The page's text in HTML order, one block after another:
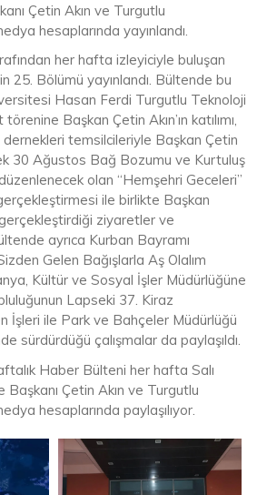
Çetin Akın ve Turgutlu
hesaplarında yayınlandı.
her hafta izleyiciyle buluşan
25. Bölümü yayınlandı. Bültende bu
Hasan Ferdi Turgutlu Teknoloji
Başkan Çetin Akın’ın katılımı,
dernekleri temsilcileriyle Başkan Çetin
30 Ağustos Bağ Bozumu ve Kurtuluş
olan “Hemşehri Geceleri”
ile birlikte Başkan
gerçekleştirdiği ziyaretler ve
ayrıca Kurban Bayramı
Gelen Bağışlarla Aş Olalım
Kültür ve Sosyal İşler Müdürlüğüne
Lapseki 37. Kiraz
İşleri ile Park ve Bahçeler Müdürlüğü
sürdürdüğü çalışmalar da paylaşıldı.
Haber Bülteni her hafta Salı
Çetin Akın ve Turgutlu
hesaplarında paylaşılıyor.